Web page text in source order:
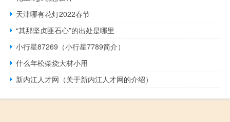
天津哪有花灯2022春节
“其那坚贞匪石心”的出处是哪里
小行星87269（小行星7789简介）
什么年松柴烧大材小用
新内江人才网（关于新内江人才网的介绍）